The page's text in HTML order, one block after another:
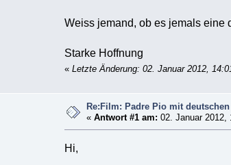
Weiss jemand, ob es jemals eine
Starke Hoffnung
« Letzte Änderung: 02. Januar 2012,
Re:Film: Padre Pio mit
«Antwort #1 am: 02. Januar 2012,
Hi,